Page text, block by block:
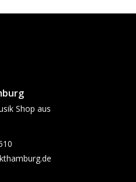
Shop aus